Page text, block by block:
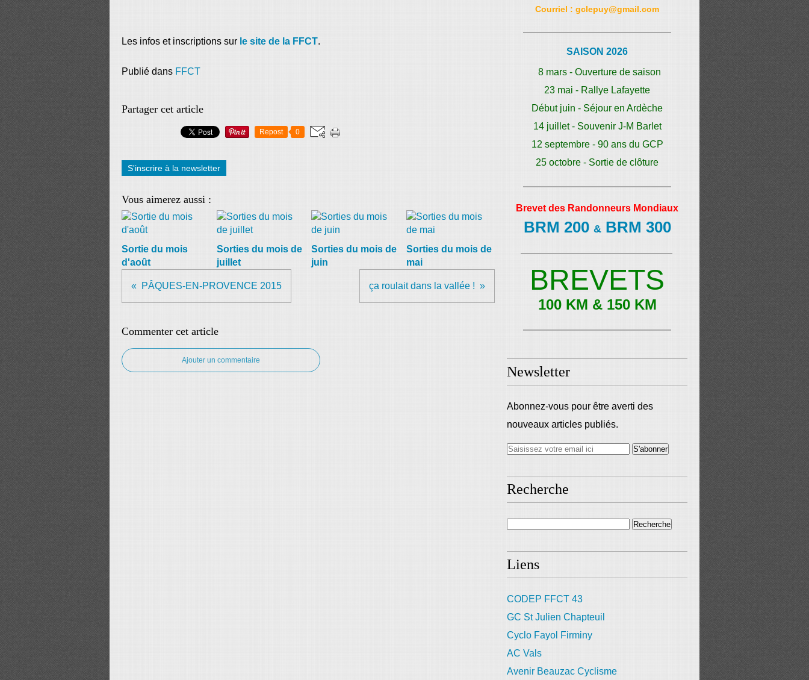
Les infos et inscriptions sur le site de la FFCT.
Publié dans FFCT
Partager cet article
Repost 0
S'inscrire à la newsletter
Vous aimerez aussi :
Sortie du mois
d'août
Sorties du mois de
juillet
Sorties du mois de
juin
Sorties du mois de
mai
PÂQUES-EN-PROVENCE 2015 ça roulait dans la vallée !
Commenter cet article
Ajouter un commentaire
Courriel : gclepuy@gmail.com
SAISON 2026
8 mars - Ouverture de saison
23 mai - Rallye Lafayette
Début juin - Séjour en Ardèche
14 juillet - Souvenir J-M Barlet
12 septembre - 90 ans du GCP
25 octobre - Sortie de clôture
Brevet des Randonneurs Mondiaux
BRM 200 &BRM 300
BREVETS
100 KM & 150 KM
Newsletter
Abonnez-vous pour être averti des
nouveaux articles publiés.
Recherche
Liens
CODEP FFCT 43
GC St Julien Chapteuil
Cyclo Fayol Firminy
AC Vals
Avenir Beauzac Cyclisme